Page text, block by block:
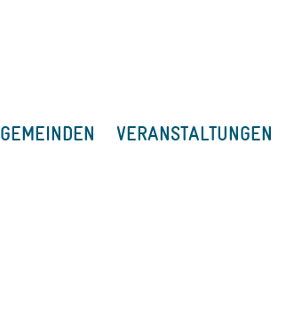
GEMEINDEN VERANSTALTUNGEN